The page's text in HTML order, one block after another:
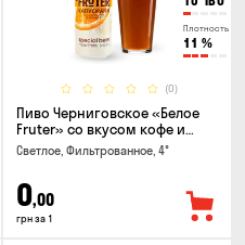
Плотность
11 %
(0)
Пиво Черниговское «Белое
Fruter» со вкусом кофе и
апельсина 0.5 л
Светлое, Фильтрованное, 4°
0,00
грн за 1